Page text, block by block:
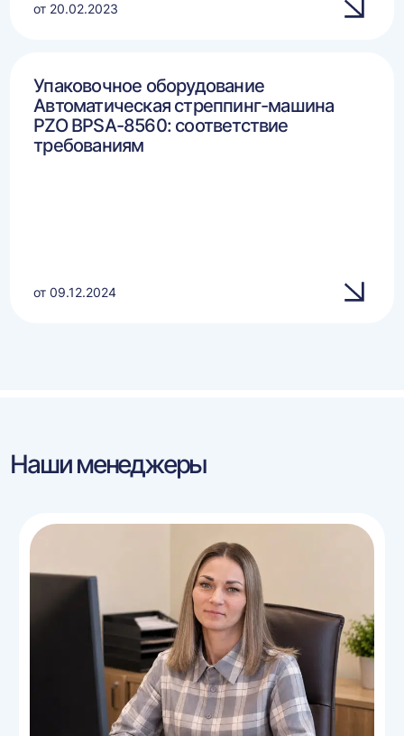
от 20.02.2023
Упаковочное оборудование
Автоматическая стреппинг-машина
PZO BPSA-8560: соответствие
требованиям
от 09.12.2024
Наши менеджеры